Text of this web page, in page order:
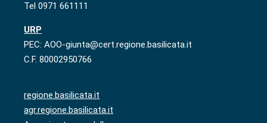
Tel 0971 661111
URP
PEC: AOO-giunta@cert.regione.basilicata.it
C.F. 80002950766
regione.basilicata.it
agr.regione.basilicata.it